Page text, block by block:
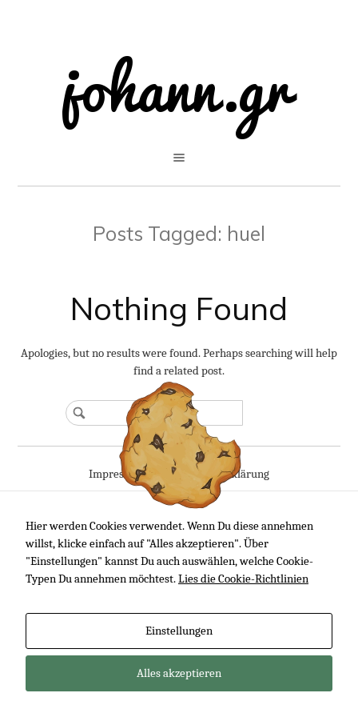
Posts Tagged: huel
Nothing Found
Apologies, but no results were found. Perhaps searching will help
find a related post.
Impressum Datenschutzerklärung
design by Netcodes
Hier werden Cookies verwendet. Wenn Du diese annehmen
willst, klicke einfach auf "Alles akzeptieren". Über
"Einstellungen" kannst Du auch auswählen, welche Cookie-
Typen Du annehmen möchtest.Lies die Cookie-Richtlinien
Einstellungen
Alles akzeptieren